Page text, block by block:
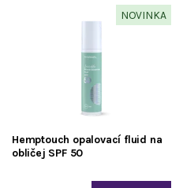
NOVINKA
Hemptouch opalovací fluid na
obličej SPF 50